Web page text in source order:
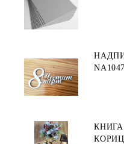
NA1047